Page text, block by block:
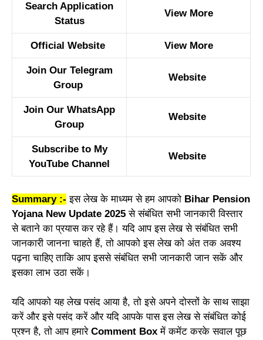
Search Application
Status
View More
Official Website View More
Join Our Telegram
Group
Website
Join Our WhatsApp
Group
Website
Subscribe to My
YouTube Channel
Website
Summary :- इस लेख के माध्यम से हम आपको Bihar Pension
Yojana New Update 2025 से संबंधित सभी जानकारी विस्तार
से बताने का प्रयास कर रहे हैं। यदि आप इस लेख से संबंधित सभी
जानकारी जानना चाहते हैं, तो आपको इस लेख को अंत तक अवश्य
पढ़ना चाहिए ताकि आप इससे संबंधित सभी जानकारी जान सकें और
इसका लाभ उठा सकें।
यदि आपको यह लेख पसंद आया है, तो इसे अपने दोस्तों के साथ साझा
करें और इसे पसंद करें और यदि आपके पास इस लेख से संबंधित कोई
प्रश्न है, तो आप हमारे Comment Box में कमेंट करके सवाल पूछ